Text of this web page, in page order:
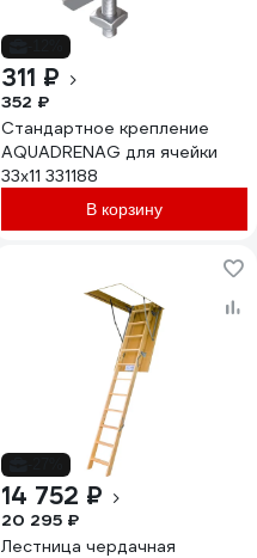
311 ₽
352 ₽
Стандартное крепление
AQUADRENAG для ячейки
33x11 331188
В корзину
14 752 ₽
20 295 ₽
Лестница чердачная